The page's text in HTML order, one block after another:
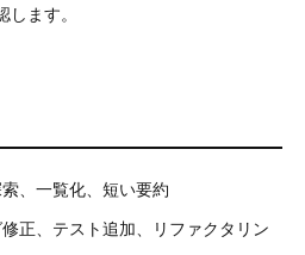
ます。
、一覧化、短い要約
正、テスト追加、リファクタリン